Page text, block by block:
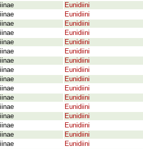
Eunidiini
Eunidiini
Eunidiini
Eunidiini
Eunidiini
Eunidiini
Eunidiini
Eunidiini
Eunidiini
Eunidiini
Eunidiini
Eunidiini
Eunidiini
Eunidiini
Eunidiini
Eunidiini